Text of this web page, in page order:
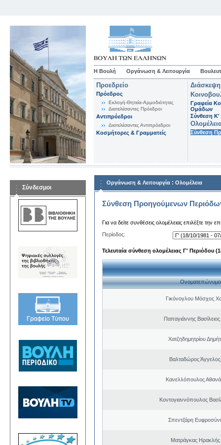
Η Βουλή Οργάνωση & Λειτουργία
Προεδρείο
Πρόεδρος
Εκλογή-Θητεία-Αρμοδιότητες
Διατελέσαντες Πρόεδροι
Αντιπρόεδροι
Διατελέσαντες Αντιπρόεδροι
Κοσμήτορες & Γραμματείς
Γραφεία
Ομάδων
Σύνθεση K'
Σύνθεση
Σύνδεσμοι
Οργάνωση & Λειτουργία : Ολομέλεια
Σύνθεση Προηγούμενων
Για να δείτε συνθέσεις ολομέλειας επιλέξτε την
Περίοδος:
Τελευταία σύνθεση ολομέλειας Γ' Περιόδου
Ονοματεπώνυμο
Γικόνογλου Μόσχος
Παπαγιάννης
Χατζηδημητρίου
Βαλταδώρος Άγγελος
Κανελλόπουλος
Κοντογιαννόπουλος
Σπεντζάρη
Ματράγκας Ηρακλής